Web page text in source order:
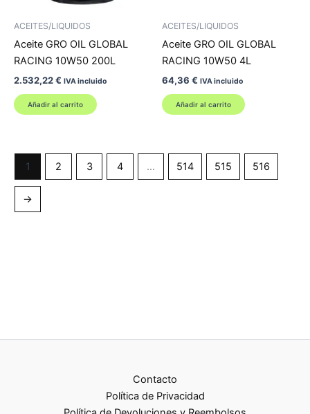
ACEITES/LIQUIDOS
Aceite GRO OIL GLOBAL
RACING 10W50 200L
2.532,22€ IVA incluido
Añadir al carrito
ACEITES/LIQUIDOS
Aceite GRO OIL GLOBAL
RACING 10W50 4L
64,36 € IVA incluido
Añadir al carrito
1 2 3 4 … 514 515 516
→
Contacto
Política de Privacidad